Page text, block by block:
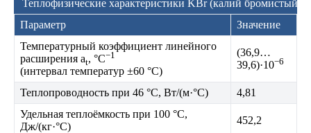
Теплофизические характеристики KBr (калий бромистый)
Параметр
Значение
Температурный коэффициент линейного
расширения at, °C−1
(интервал температур ±60 °C)
(36,9…
39,6)·10−6
Теплопроводность при 46 °C, Вт/(м·°C)
4,81
Удельная теплоёмкость при 100 °C,
Дж/(кг·°C)
452,2